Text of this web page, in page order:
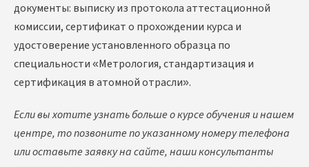
документы: выписку из протокола аттестационной
комиссии, сертификат о прохождении курса и
удостоверение установленного образца по
специальности «Метрология, стандартизация и
сертификация в атомной отрасли».
Если вы хотите узнать больше о курсе обучения и нашем
центре, то позвоните по указанному номеру телефона
или оставьте заявку на сайте, наши консультанты